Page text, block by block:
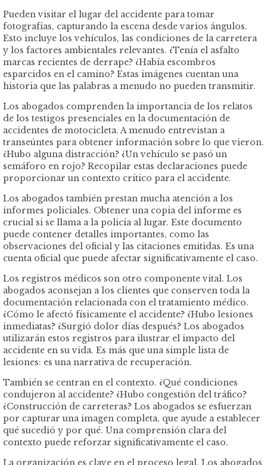
Pueden visitar el lugar del accidente para tomar
fotografías, capturando la escena desde varios ángulos.
Esto incluye los vehículos, las condiciones de la carretera
y los factores ambientales relevantes. ¿Tenía el asfalto
marcas recientes de derrape? ¿Había escombros
esparcidos en el camino? Estas imágenes cuentan una
historia que las palabras a menudo no pueden transmitir.
Los abogados comprenden la importancia de los relatos
de los testigos presenciales en la documentación de
accidentes de motocicleta. A menudo entrevistan a
transeúntes para obtener información sobre lo que vieron.
¿Hubo alguna distracción? ¿Un vehículo se pasó un
semáforo en rojo? Recopilar estas declaraciones puede
proporcionar un contexto crítico para el accidente.
Los abogados también prestan mucha atención a los
informes policiales. Obtener una copia del informe es
crucial si se llama a la policía al lugar. Este documento
puede contener detalles importantes, como las
observaciones del oficial y las citaciones emitidas. Es una
cuenta oficial que puede afectar significativamente el caso.
Los registros médicos son otro componente vital. Los
abogados aconsejan a los clientes que conserven toda la
documentación relacionada con el tratamiento médico.
¿Cómo le afectó físicamente el accidente? ¿Hubo lesiones
inmediatas? ¿Surgió dolor días después? Los abogados
utilizarán estos registros para ilustrar el impacto del
accidente en su vida. Es más que una simple lista de
lesiones: es una narrativa de recuperación.
También se centran en el contexto. ¿Qué condiciones
condujeron al accidente? ¿Hubo congestión del tráfico?
¿Construcción de carreteras? Los abogados se esfuerzan
por capturar una imagen completa, que ayude a establecer
qué sucedió y por qué. Una comprensión clara del
contexto puede reforzar significativamente el caso.
La organización es clave en el proceso legal. Los abogados